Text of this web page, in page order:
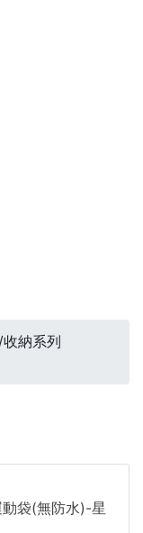
納系列